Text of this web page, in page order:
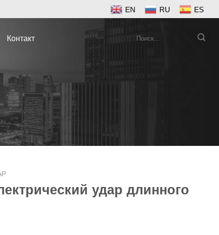
EN RU ES
Контакт
Search
удар длинного